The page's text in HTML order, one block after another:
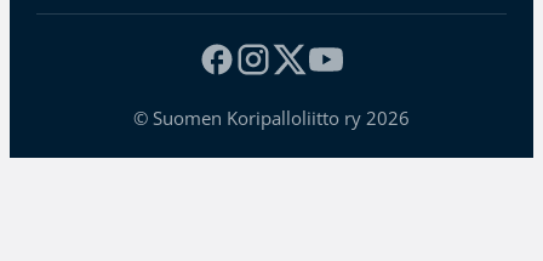
© Suomen Koripalloliitto ry 2026